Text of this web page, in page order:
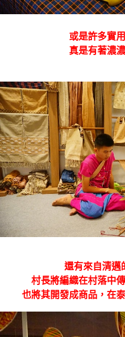
或是許多實
真是有著濃
還有來自清邁
村長將編織在村落中
也將其開發成商品，在